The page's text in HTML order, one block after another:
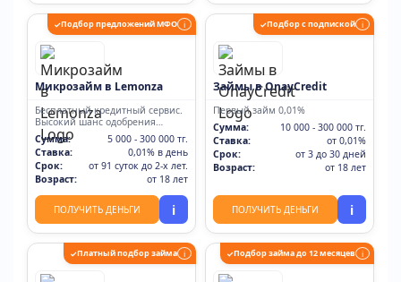
✓Подбор предложений МФО i
Микрозайм в Lemonza
Бесплатный кредитный сервис.
Высокий шанс одобрения
одобрения. Рекомендуем!
Сумма:
5 000 - 300 000 тг.
Ставка:
0,01% в день
Срок:
от 91 суток до 2-х лет.
Возраст:
от 18 лет
ПОЛУЧИТЬ ДЕНЬГИ i
✓Подбор с подпиской i
Займы в OnayCredit
Первый займ 0,01%
Сумма:
10 000 - 300 000 тг.
Ставка:
от 0,01%
Срок:
от 3 до 30 дней
Возраст:
от 18 лет
ПОЛУЧИТЬ ДЕНЬГИ i
✓Платный подбор займа i ✓Подбор займа до 12 месяцев i